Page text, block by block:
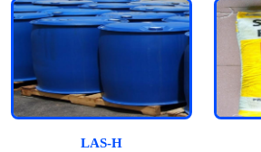
LAS-H